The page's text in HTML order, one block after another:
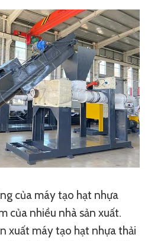
của máy tạo hạt nhựa
của nhiều nhà sản xuất.
xuất máy tạo hạt nhựa thải